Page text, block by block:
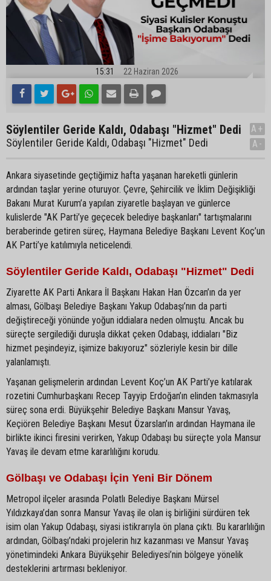
15:31 22 Haziran 2026
Söylentiler Geride Kaldı, Odabaşı "Hizmet" Dedi
Söylentiler Geride Kaldı, Odabaşı "Hizmet" Dedi
A+
A-
Ankara siyasetinde geçtiğimiz hafta yaşanan hareketli günlerin
ardından taşlar yerine oturuyor. Çevre, Şehircilik ve İklim Değişikliği
Bakanı Murat Kurum’a yapılan ziyaretle başlayan ve günlerce
kulislerde "AK Parti’ye geçecek belediye başkanları" tartışmalarını
beraberinde getiren süreç, Haymana Belediye Başkanı Levent Koç’un
AK Parti’ye katılımıyla neticelendi.
Söylentiler Geride Kaldı, Odabaşı "Hizmet" Dedi
Ziyarette AK Parti Ankara İl Başkanı Hakan Han Özcan’ın da yer
alması, Gölbaşı Belediye Başkanı Yakup Odabaşı’nın da parti
değiştireceği yönünde yoğun iddialara neden olmuştu. Ancak bu
süreçte sergilediği duruşla dikkat çeken Odabaşı, iddiaları "Biz
hizmet peşindeyiz, işimize bakıyoruz" sözleriyle kesin bir dille
yalanlamıştı.
Yaşanan gelişmelerin ardından Levent Koç’un AK Parti’ye katılarak
rozetini Cumhurbaşkanı Recep Tayyip Erdoğan’ın elinden takmasıyla
süreç sona erdi. Büyükşehir Belediye Başkanı Mansur Yavaş,
Keçiören Belediye Başkanı Mesut Özarslan’ın ardından Haymana ile
birlikte ikinci firesini verirken, Yakup Odabaşı bu süreçte yola Mansur
Yavaş ile devam etme kararlılığını korudu.
Gölbaşı ve Odabaşı İçin Yeni Bir Dönem
Metropol ilçeler arasında Polatlı Belediye Başkanı Mürsel
Yıldızkaya’dan sonra Mansur Yavaş ile olan iş birliğini sürdüren tek
isim olan Yakup Odabaşı, siyasi istikrarıyla ön plana çıktı. Bu kararlılığın
ardından, Gölbaşı’ndaki projelerin hız kazanması ve Mansur Yavaş
yönetimindeki Ankara Büyükşehir Belediyesi’nin bölgeye yönelik
desteklerini artırması bekleniyor.